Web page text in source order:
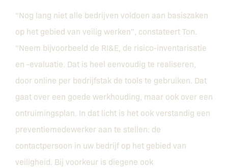
“Nog lang niet alle bedrijven voldoen aan basiszaken
op het gebied van veilig werken”, constateert Ton.
“Neem bijvoorbeeld de RI&E, de risico-inventarisatie
en -evaluatie. Dat is heel eenvoudig te realiseren,
door online per bedrijfstak de tools te gebruiken. Dat
gaat over een goede werkhouding, maar ook over een
ontruimingsplan. In dat licht is het ook verstandig een
preventiemedewerker aan te stellen: de
contactpersoon in uw bedrijf op het gebied van
veiligheid. Bij voorkeur is diegene ook